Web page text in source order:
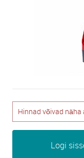
Hinnad võivad
Logi